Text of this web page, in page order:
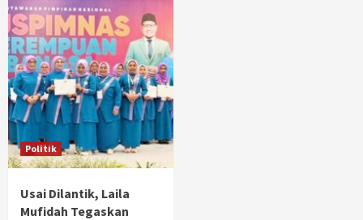
Politik
Usai Dilantik, Laila
Mufidah Tegaskan